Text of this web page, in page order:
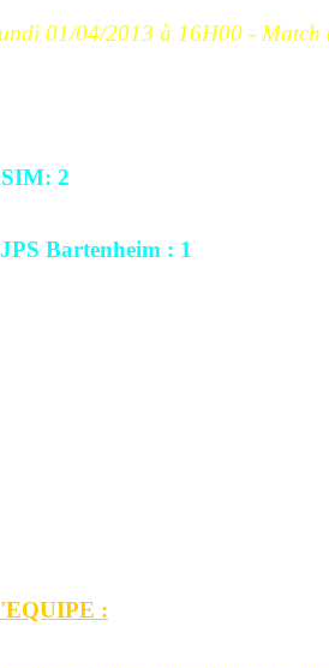
01/04/2013 à 16H00 - Match
2
Bartenheim : 1
: